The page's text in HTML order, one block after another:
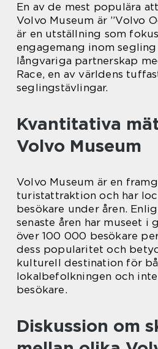
En av de mest populära
Volvo Museum är ”Volvo
är en utställning som
engagemang inom
långvariga partnerskap
Race, en av världens
seglingstävlingar.
Kvantitativa
Volvo Museum
Volvo Museum är en
turistattraktion och har
besökare under åren.
senaste åren har museet i
över 100 000 besökare
dess popularitet och
kulturell destination för
lokalbefolkningen och
besökare.
Diskussion om